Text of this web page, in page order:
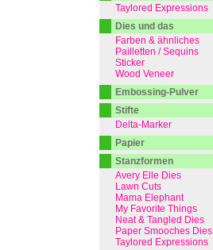
Taylored Expressions
Dies und das
Farben & ähnliches
Pailletten / Sequins
Sticker
Wood Veneer
Embossing-Pulver
Stifte
Delta-Marker
Papier
Stanzformen
Avery Elle Dies
Lawn Cuts
Mama Elephant
My Favorite Things
Neat & Tangled Dies
Paper Smooches Dies
Taylored Expressions